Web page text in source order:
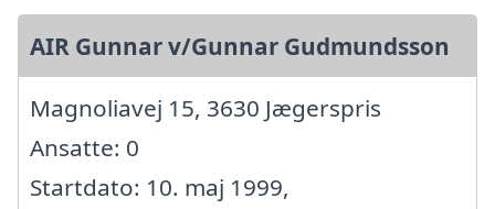
AIR Gunnar v/Gunnar Gudmundsson
Magnoliavej 15, 3630 Jægerspris
Ansatte: 0
Startdato: 10. maj 1999,